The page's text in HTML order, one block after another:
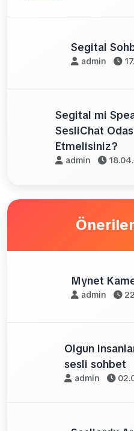
Segital
admin
Segital mi
SesliChat
Etmelisiniz?
admin
Mynet
admin
Olgun
sesli sohbet
admin